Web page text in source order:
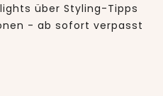
über Styling-Tipps
- ab sofort verpasst